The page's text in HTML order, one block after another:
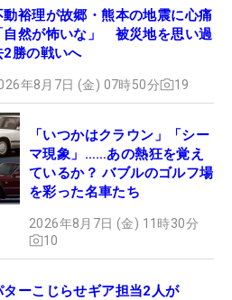
動裕理が故郷・熊本の地震に心痛
自然が怖いな」 被災地を思い過
2勝の戦いへ
年8月7日 (金) 07時50分 19
「いつかはクラウン」「シー
マ現象」……あの熱狂を覚え
ているか？ バブルのゴルフ場
を彩った名車たち
2026年8月7日 (金) 11時30分
10
ターこじらせギア担当2人が